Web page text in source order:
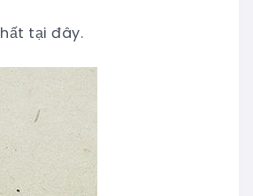
tại đây.